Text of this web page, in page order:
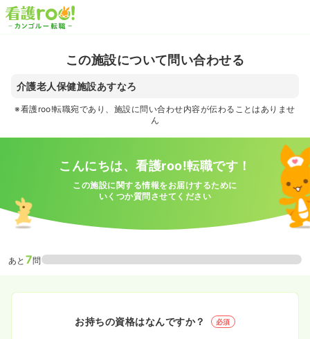
この施設について問い合わせる
介護老人保健施設あすなろ
※看護roo!転職宛であり、施設に問い合わせ内容が伝わることはありませ
ん
こんにちは、看護roo!転職です！
この施設に関する情報をお届けするために
いくつか質問させてください
あと 7問
お持ちの資格はなんですか？ 必須